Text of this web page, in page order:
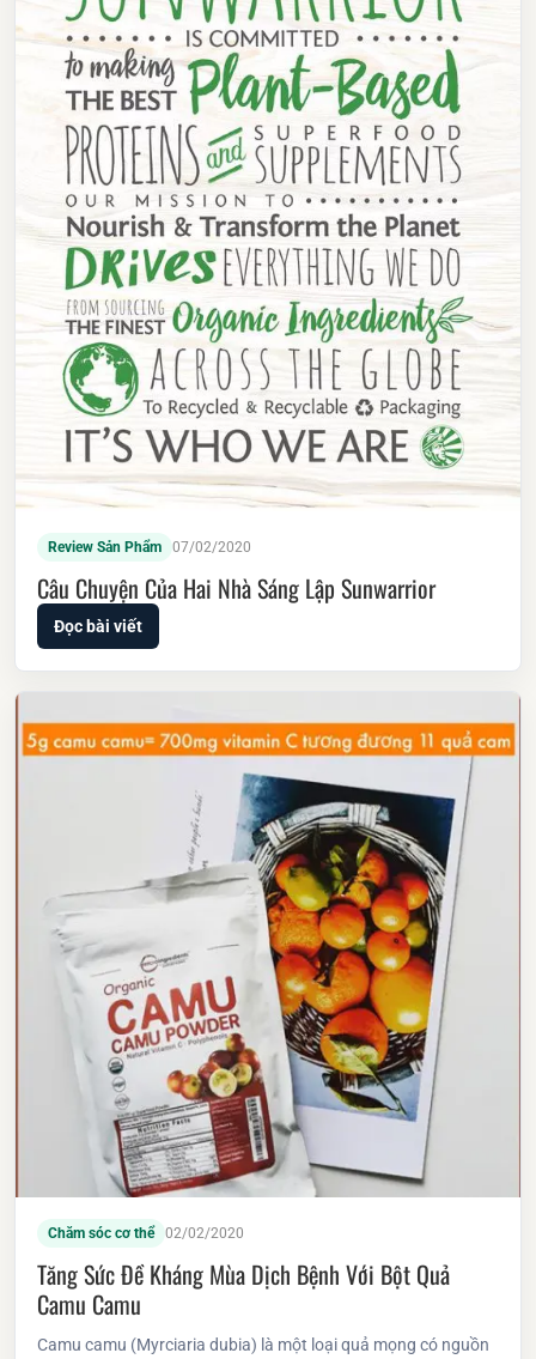
Review Sản Phẩm 07/02/2020
Câu Chuyện Của Hai Nhà Sáng Lập Sunwarrior
Đọc bài viết
Chăm sóc cơ thể 02/02/2020
Tăng Sức Đề Kháng Mùa Dịch Bệnh Với Bột Quả
Camu Camu
Camu camu (Myrciaria dubia) là một loại quả mọng có nguồn